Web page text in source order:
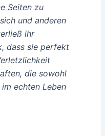
Seiten zu
und anderen
ihr
dass sie perfekt
die sowohl
echten Leben